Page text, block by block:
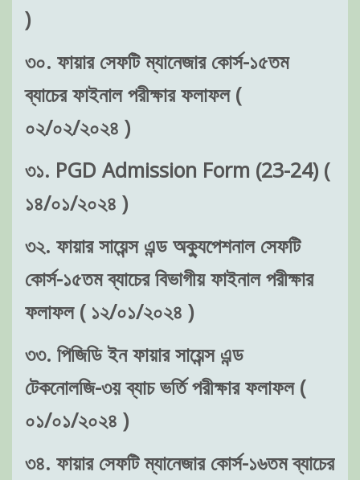
)
৩০. ফায়ার সেফটি ম্যানেজার কোর্স-১৫তম
ব্যাচের ফাইনাল পরীক্ষার ফলাফল (
০২/০২/২০২৪ )
৩১. PGD Admission Form (23-24) (
১৪/০১/২০২৪ )
৩২. ফায়ার সায়েন্স এন্ড অক্যুপেশনাল সেফটি
কোর্স-১৫তম ব্যাচের বিভাগীয় ফাইনাল পরীক্ষার
ফলাফল ( ১২/০১/২০২৪ )
৩৩. পিজিডি ইন ফায়ার সায়েন্স এন্ড
টেকনোলজি-৩য় ব্যাচ ভর্তি পরীক্ষার ফলাফল (
০১/০১/২০২৪ )
৩৪. ফায়ার সেফটি ম্যানেজার কোর্স-১৬তম ব্যাচের